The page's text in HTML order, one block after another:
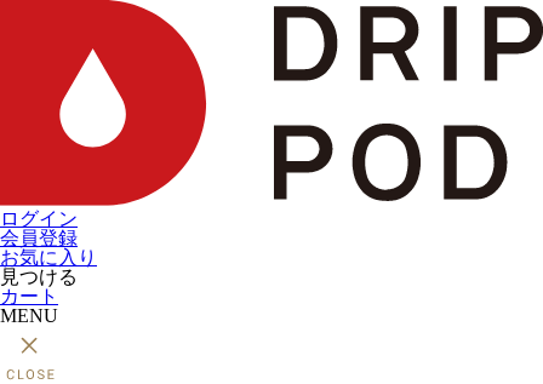
ログイン
会員登録
お気に入り
見つける
カート
MENU